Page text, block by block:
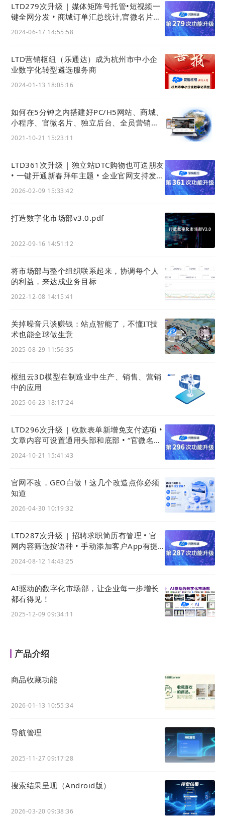
的位置，举办店内活动。Target在让设计师和造型
师策划他们的Tumblr形象方面做得很好。另一个
例子：针织杂志做行李箱展示，向读者展示现实生
活中的图案是什么样子的。
给他们食谱。通过为您的客户提供创建自己的杰作
的配方或图案，帮助他们更好地使用您的产品。这
牛皮纸食品等食品，以及狮子品牌等许多纱线公
司，这些公司创造了用于其产品的特殊图案。
可行的营销策略：
在食谱或图案中包含您的品牌。
息，以便于购买并易于下载详细信息。例如，卡夫
不仅在食谱中使用品牌名称，而且还在购物清单中
包含一个小徽标。
用于从化妆品到水泥的广泛业务。
考虑谁可能想要获得此类信息，
去投票。 鼓励您的客户回来评价和评论您的产品。
虽然许多营销人员害怕他们会发现他们的产品，但
要明白，如果您不提供这些信息，潜在客户将在其
论使产品合格——对一个人不利的东西对另一个人
有利。使用此反馈来改进您的产品。
可行的营销策略：
确保每条负面评论都得到回应。
02 销售形式、营销玩法越来越多且复杂
销售方式从最早的汇款邮购，到留言沟通，到在线
销售，到虚拟现实、增强现实购物。销售的内容也
预订酒店、外卖、预约挂号等。
营销玩法从最初的优惠券、秒杀、积分商城，到分
销、拼团、会员折扣，到社区团购、0元购、代
付、打包购买等。
销售渠道从传统的官网和电商平
台，到小程序、App商城，到直播带货、视频号带
货、抖音团购、微商购买等。
多。一方面需要一个统一的后台去管理，而不是每
个渠道单独维护；另一方面，
一个营销玩法的红利
期也越来越短，面对类似视频号、直播带货等之前
比较时髦的做法，如果自己试错并研发，可能还没
03 需链接外部平台、及时应对平台规则变化
要触达各个外部平台上的潜在客户、获取客户意
向，需要对接各种外部平台并灵活应用各个平台的
信、钉钉、飞书等即时通讯工具，微信公众号、抖
LTD279次升级 | 媒体矩阵号托管•短视频一
键全网分发 • 商城订单汇总统计,官微名片、
2024-06-17 14:55:58
LTD营销枢纽（乐通达）成为杭州市中小企
业数字化转型遴选服务商
2024-01-13 18:05:16
如何在5分钟之内搭建好PC/H5网站、商城、
小程序、官微名片、独立后台、全员营销
2021-10-21 15:23:11
LTD361次升级 | 独立站DTC购物也可送朋友
• 一键开通新春拜年主题 • 企业官网支持发拜
2026-02-09 15:33:42
打造数字化市场部v3.0.pdf
2022-09-16 14:51:12
将市场部与整个组织联系起来，协调每个人
的利益，来达成业务目标
2022-12-08 14:15:41
关掉噪音只谈赚钱：站点智能了，不懂IT技
术也能全球做生意
2025-08-29 11:56:35
枢纽云3D模型在制造业中生产、销售、营销
中的应用
2025-06-23 18:17:24
LTD296次升级 | 收款表单新增免支付选项 •
文章内容可设置通用头部和底部 • “官微名片
2024-10-21 15:41:43
官网不改，GEO白做！这几个改造点你必须
知道
2026-04-30 10:19:32
LTD287次升级 | 招聘求职简历有管理 • 官
网内容筛选按语种 • 手动添加客户App有提
2024-08-12 14:43:25
AI驱动的数字化市场部，让企业每一步增长
都看得见！
2025-12-09 09:34:11
产品介绍
商品收藏功能
2026-01-13 10:55:34
导航管理
2025-11-27 09:17:28
搜索结果呈现（Android版）
2026-03-20 09:38:36